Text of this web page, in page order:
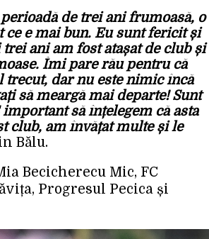
perioadă de trei ani frumoasă, o
ce e mai bun. Eu sunt fericit și
ani am fost atașat de club și
Îmi pare rău pentru că
trecut, dar nu este nimic încă
să meargă mai departe! Sunt
să înțelegem că asta
club, am învățat multe și le
Bălu.
Becicherecu Mic, FC
Progresul Pecica și